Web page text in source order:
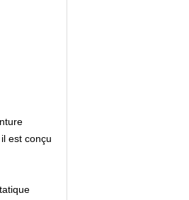
est conçu